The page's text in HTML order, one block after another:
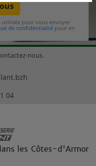
utilisée pour vous envoyer
de confidentialité pour en
nous.
04
les Côtes-d'Armor